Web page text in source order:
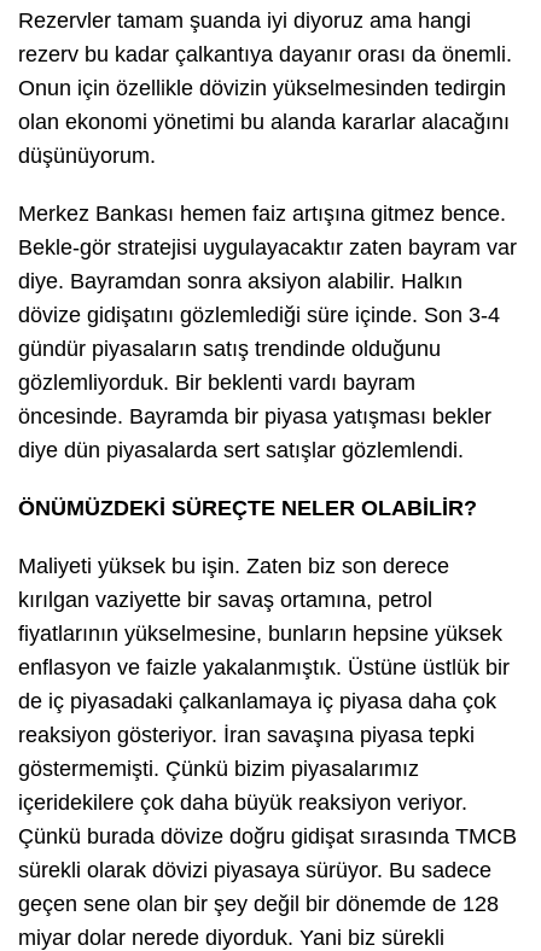
Rezervler tamam şuanda iyi diyoruz ama hangi
rezerv bu kadar çalkantıya dayanır orası da önemli.
Onun için özellikle dövizin yükselmesinden tedirgin
olan ekonomi yönetimi bu alanda kararlar alacağını
düşünüyorum.
Merkez Bankası hemen faiz artışına gitmez bence.
Bekle-gör stratejisi uygulayacaktır zaten bayram var
diye. Bayramdan sonra aksiyon alabilir. Halkın
dövize gidişatını gözlemlediği süre içinde. Son 3-4
gündür piyasaların satış trendinde olduğunu
gözlemliyorduk. Bir beklenti vardı bayram
öncesinde. Bayramda bir piyasa yatışması bekler
diye dün piyasalarda sert satışlar gözlemlendi.
ÖNÜMÜZDEKİ SÜREÇTE NELER OLABİLİR?
Maliyeti yüksek bu işin. Zaten biz son derece
kırılgan vaziyette bir savaş ortamına, petrol
fiyatlarının yükselmesine, bunların hepsine yüksek
enflasyon ve faizle yakalanmıştık. Üstüne üstlük bir
de iç piyasadaki çalkanlamaya iç piyasa daha çok
reaksiyon gösteriyor. İran savaşına piyasa tepki
göstermemişti. Çünkü bizim piyasalarımız
içeridekilere çok daha büyük reaksiyon veriyor.
Çünkü burada dövize doğru gidişat sırasında TMCB
sürekli olarak dövizi piyasaya sürüyor. Bu sadece
geçen sene olan bir şey değil bir dönemde de 128
miyar dolar nerede diyorduk. Yani biz sürekli